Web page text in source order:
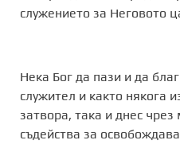
служението за Неговото
Нека Бог да пази и да
служител и както някога
затвора, така и днес
съдейства за